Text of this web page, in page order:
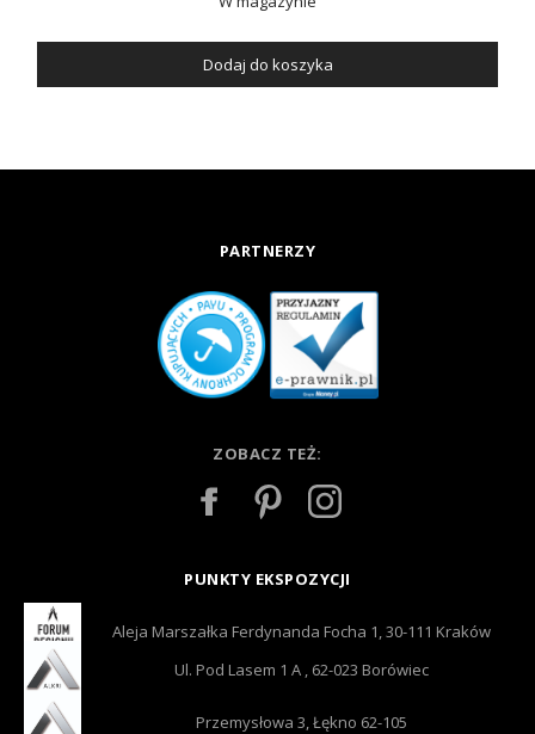
Dodaj do koszyka
PARTNERZY
ZOBACZ TEŻ:
PUNKTY EKSPOZYCJI
Aleja Marszałka Ferdynanda Focha 1, 30-111 Kraków
Ul. Pod Lasem 1 A , 62-023 Borówiec
Przemysłowa 3, Łękno 62-105